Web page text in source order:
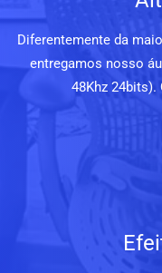
Diferentemente da
entregamos nosso
48Khz 24bits).